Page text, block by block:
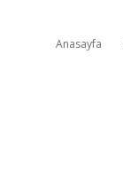
Anasayfa